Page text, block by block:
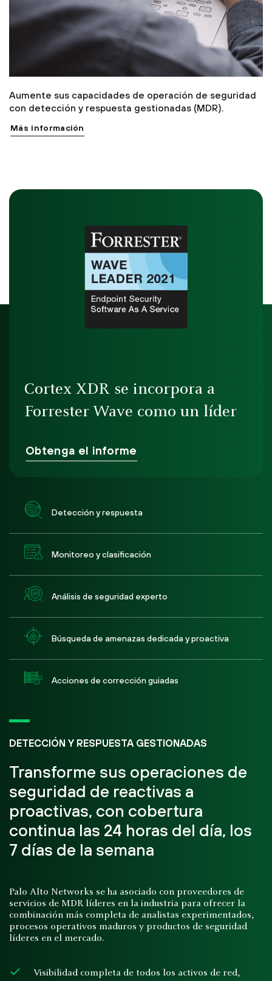
Aumente sus capacidades de operación de seguridad
con detección y respuesta gestionadas (MDR).
Más información
Cortex XDR se incorpora a
Forrester Wave como un líder
Obtenga el informe
DETECCIÓN Y RESPUESTA GESTIONADAS
Transforme sus operaciones de
seguridad de reactivas a
proactivas, con cobertura
continua las 24 horas del día, los
7 días de la semana
Palo Alto Networks se ha asociado con proveedores de
servicios de MDR líderes en la industria para ofrecer la
combinación más completa de analistas experimentados,
procesos operativos maduros y productos de seguridad
líderes en el mercado.
Visibilidad completa de todos los activos de red,
Detección y respuesta
Monitoreo y clasificación
Análisis de seguridad experto
Búsqueda de amenazas dedicada y proactiva
Acciones de corrección guiadas